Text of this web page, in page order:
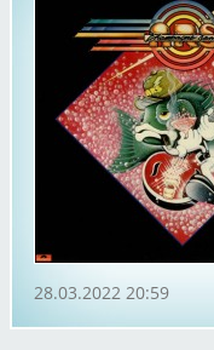
28.03.2022 20:59